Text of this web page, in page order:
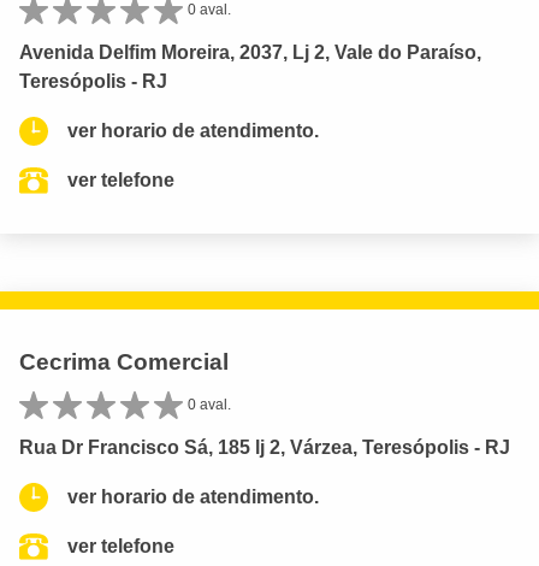
0 aval.
Avenida Delfim Moreira, 2037, Lj 2, Vale do Paraíso,
Teresópolis - RJ
ver horario de atendimento.
ver telefone
Cecrima Comercial
0 aval.
Rua Dr Francisco Sá, 185 lj 2, Várzea, Teresópolis - RJ
ver horario de atendimento.
ver telefone